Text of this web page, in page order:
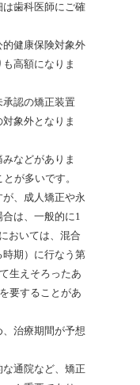
歯科医師にご確
健康保険対象外
高額になりま
認の矯正装置
象外となりま
などがありま
が多いです。
、成人矯正や永
は、一般的に1
おいては、混合
期）に行なう第
生えそろったあ
要することがあ
治療期間が予想
通院など、矯正